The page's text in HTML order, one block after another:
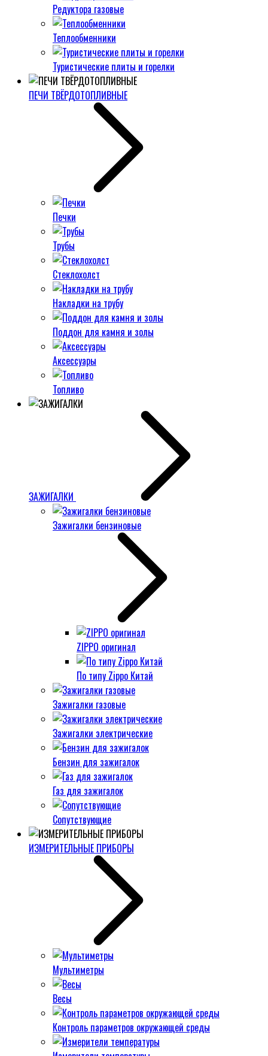
Редуктора газовые
Теплообменники
Туристические плиты и горелки
ПЕЧИ ТВЁРДОТОПЛИВНЫЕ
Печки
Трубы
Стеклохолст
Накладки на трубу
Поддон для камня и золы
Аксессуары
Топливо
ЗАЖИГАЛКИ
Зажигалки бензиновые
ZIPPO оригинал
По типу Zippo Китай
Зажигалки газовые
Зажигалки электрические
Бензин для зажигалок
Газ для зажигалок
Сопутствующие
ИЗМЕРИТЕЛЬНЫЕ ПРИБОРЫ
Мультиметры
Весы
Контроль параметров окружающей среды